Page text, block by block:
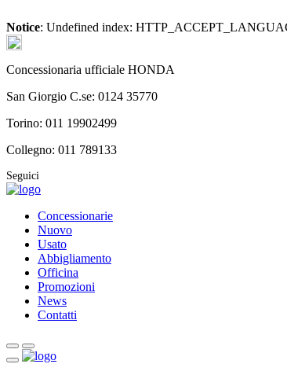
Notice: Undefined index:
Concessionaria ufficiale HONDA
San Giorgio C.se: 0124 35770
Torino: 011 19902499
Collegno: 011 789133
Seguici
Concessionarie
Nuovo
Usato
Abbigliamento
Officina
Promozioni
News
Contatti